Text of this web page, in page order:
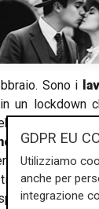
d
e
o
Sono i
un lockdown
è un
Ippolito,
la riapertura,
tanti soldi
c'è
GDPR EU
Utilizziamo
anche per
integrazione